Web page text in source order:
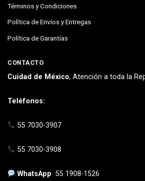
Términos y Condiciones
Política de Envíos y Entregas
Política de Garantías
CONTACTO
Cuidad de México, Atención a toda la
Teléfonos:
55 7030-3907
55 7030-3908
WhatsApp55 1908-1526